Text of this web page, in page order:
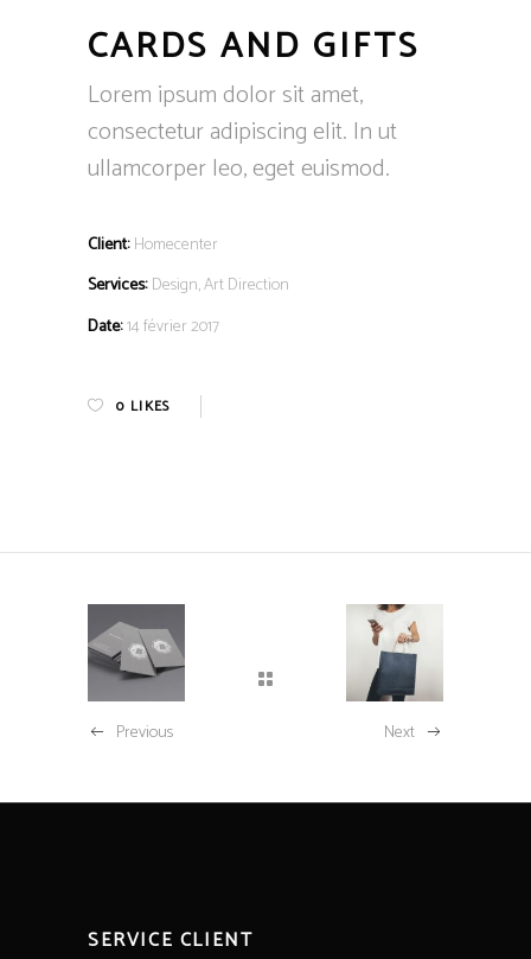
CARDS AND GIFTS
Lorem ipsum dolor sit amet,
consectetur adipiscing elit. In ut
ullamcorper leo, eget euismod.
Client: Homecenter
Services: Design, Art Direction
Date:14 février 2017
0 LIKES
Previous Next
SERVICE CLIENT